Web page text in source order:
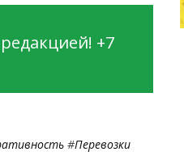
+7
#Перевозки